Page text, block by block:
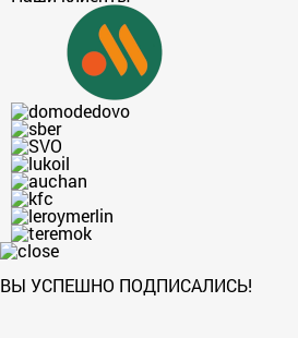
ВЫ УСПЕШНО ПОДПИСАЛИСЬ!